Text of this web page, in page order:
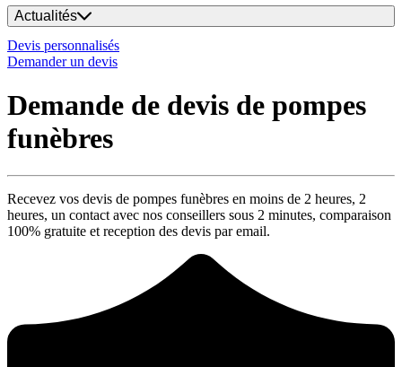
Actualités
Devis personnalisés
Demander un devis
Demande de devis de pompes
funèbres
Recevez vos devis de pompes funèbres en moins de 2 heures, 2
heures, un contact avec nos conseillers sous 2 minutes, comparaison
100% gratuite et reception des devis par email.